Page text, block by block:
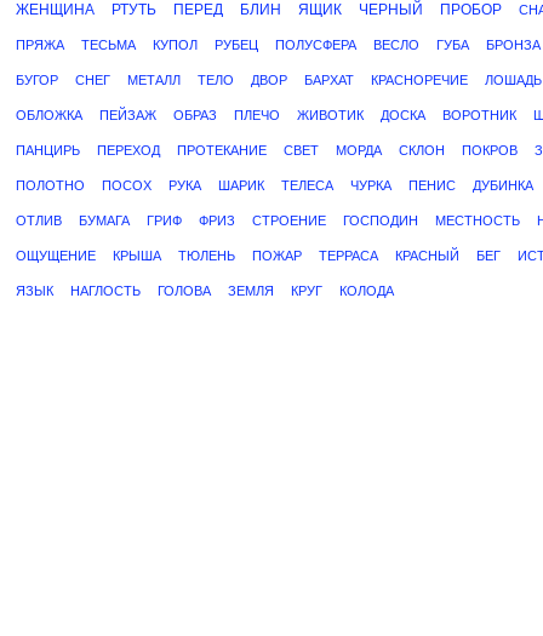
ЖЕНЩИНА РТУТЬ ПЕРЕД БЛИН ЯЩИК ЧЕРНЫЙ ПРОБОР
ПРЯЖА ТЕСЬМА КУПОЛ РУБЕЦ ПОЛУСФЕРА ВЕСЛО ГУБА БРОНЗА
БУГОР СНЕГ МЕТАЛЛ ТЕЛО ДВОР БАРХАТ КРАСНОРЕЧИЕ ЛОШАДЬ
ОБЛОЖКА ПЕЙЗАЖ ОБРАЗ ПЛЕЧО ЖИВОТИК ДОСКА ВОРОТНИК
ПАНЦИРЬ ПЕРЕХОД ПРОТЕКАНИЕ СВЕТ МОРДА СКЛОН ПОКРОВ
ПОЛОТНО ПОСОХ РУКА ШАРИК ТЕЛЕСА ЧУРКА ПЕНИС ДУБИНКА
ОТЛИВ БУМАГА ГРИФ ФРИЗ СТРОЕНИЕ ГОСПОДИН МЕСТНОСТЬ
ОЩУЩЕНИЕ КРЫША ТЮЛЕНЬ ПОЖАР ТЕРРАСА КРАСНЫЙ БЕГ
ЯЗЫК НАГЛОСТЬ ГОЛОВА ЗЕМЛЯ КРУГ КОЛОДА